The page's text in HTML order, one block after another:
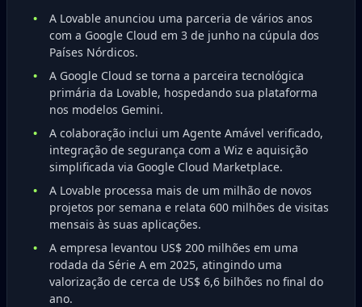
A Lovable anunciou uma parceria de vários anos
com a Google Cloud em 3 de junho na cúpula dos
Países Nórdicos.
A Google Cloud se torna a parceira tecnológica
primária da Lovable, hospedando sua plataforma
nos modelos Gemini.
A colaboração inclui um Agente Amável verificado,
integração de segurança com a Wiz e aquisição
simplificada via Google Cloud Marketplace.
A Lovable processa mais de um milhão de novos
projetos por semana e relata 600 milhões de visitas
mensais às suas aplicações.
A empresa levantou US$ 200 milhões em uma
rodada da Série A em 2025, atingindo uma
valorização de cerca de US$ 6,6 bilhões no final do
ano.